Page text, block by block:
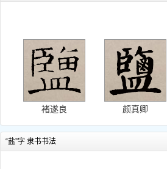
褚遂良 颜真卿
“盐”字 隶书书法